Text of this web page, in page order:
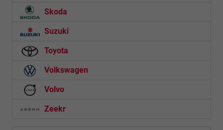
Skoda
Suzuki
Toyota
Volkswagen
Volvo
Zeekr